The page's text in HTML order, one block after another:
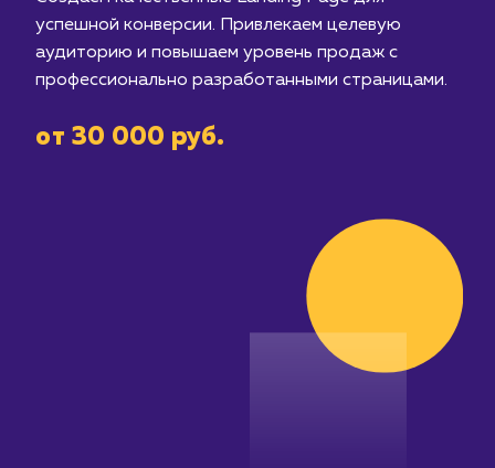
Создаем качественные Landing Page
успешной конверсии. Привлекаем
аудиторию и повышаем уровень
от 30 000 руб.